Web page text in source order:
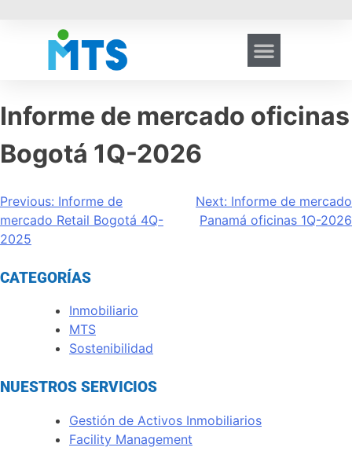
Informe de mercado oficinas
Bogotá 1Q-2026
Previous: Informe de
mercado Retail Bogotá 4Q-
2025
Next: Informe de mercado
Panamá oficinas 1Q-2026
CATEGORÍAS
Inmobiliario
MTS
Sostenibilidad
NUESTROS SERVICIOS
Gestión de Activos Inmobiliarios
Facility Management